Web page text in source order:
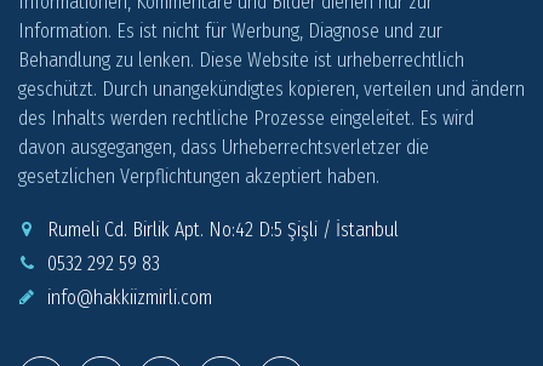
Information. Es ist nicht für Werbung, Diagnose und zur
Behandlung zu lenken. Diese Website ist urheberrechtlich
geschützt. Durch unangekündigtes kopieren, verteilen und ändern
des Inhalts werden rechtliche Prozesse eingeleitet. Es wird
davon ausgegangen, dass Urheberrechtsverletzer die
gesetzlichen Verpflichtungen akzeptiert haben.
Rumeli Cd. Birlik Apt. No:42 D:5 Şişli / İstanbul
0532 292 59 83
info@hakkiizmirli.com